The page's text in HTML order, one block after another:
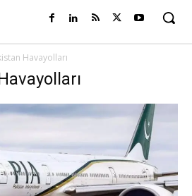
Havayolları